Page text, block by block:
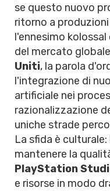
se questo nuovo
ritorno a produzioni
l'ennesimo
del mercato
Uniti, la parola
l'integrazione di
artificiale nei
razionalizzazione
uniche strade
La sfida è
mantenere la
PlayStation
e risorse in modo